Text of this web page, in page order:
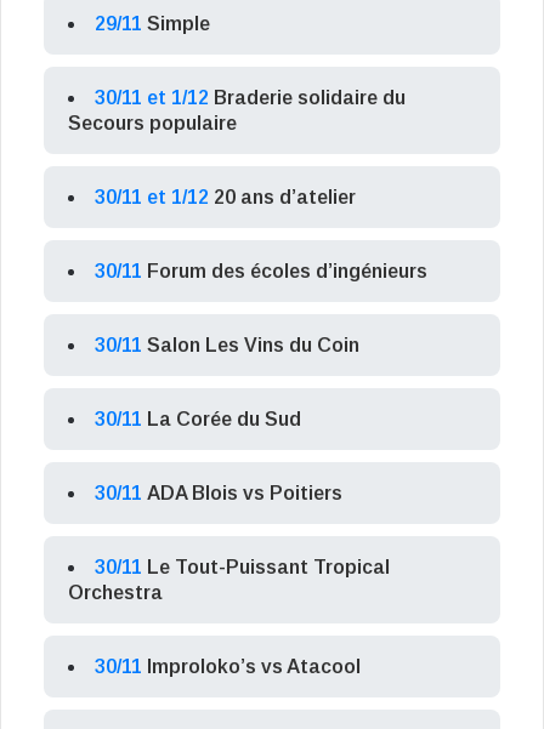
29/11 Simple
30/11 et 1/12 Braderie solidaire du
Secours populaire
30/11 et 1/12 20 ans d’atelier
30/11 Forum des écoles d’ingénieurs
30/11 Salon Les Vins du Coin
30/11 La Corée du Sud
30/11 ADA Blois vs Poitiers
30/11 Le Tout-Puissant Tropical
Orchestra
30/11 Improloko’s vs Atacool